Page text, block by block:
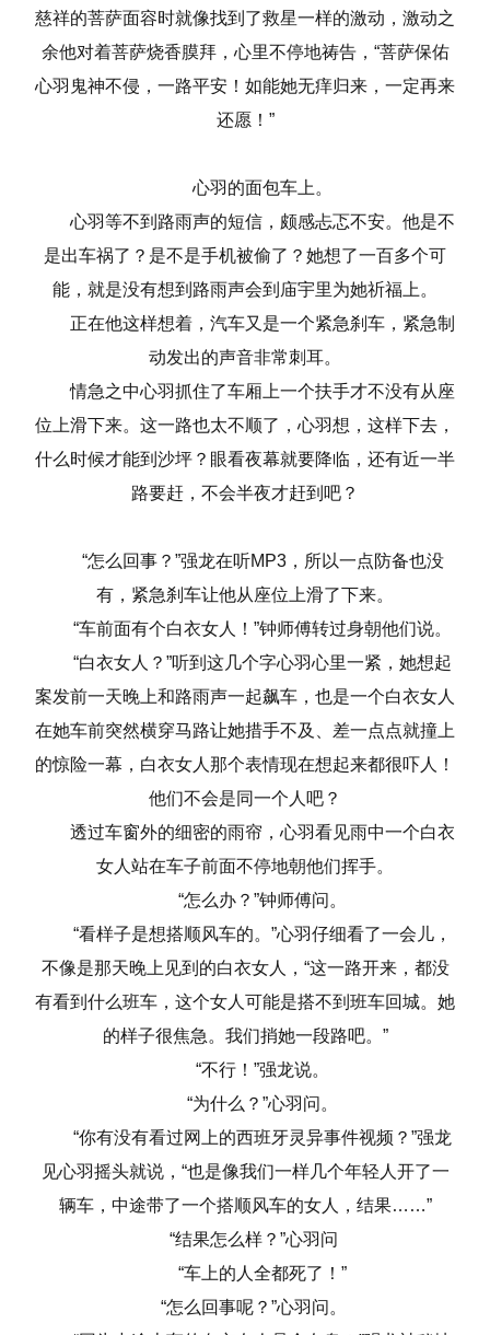
慈祥的菩萨面容时就像找到了救星一样的激动，激动之
余他对着菩萨烧香膜拜，心里不停地祷告，“菩萨保佑
心羽鬼神不侵，一路平安！如能她无痒归来，一定再来
还愿！”
心羽的面包车上。
心羽等不到路雨声的短信，颇感忐忑不安。他是不
是出车祸了？是不是手机被偷了？她想了一百多个可
能，就是没有想到路雨声会到庙宇里为她祈福上。
正在他这样想着，汽车又是一个紧急刹车，紧急制
动发出的声音非常刺耳。
情急之中心羽抓住了车厢上一个扶手才不没有从座
位上滑下来。这一路也太不顺了，心羽想，这样下去，
什么时候才能到沙坪？眼看夜幕就要降临，还有近一半
路要赶，不会半夜才赶到吧？
“怎么回事？”强龙在听MP3，所以一点防备也没
有，紧急刹车让他从座位上滑了下来。
“车前面有个白衣女人！”钟师傅转过身朝他们说。
“白衣女人？”听到这几个字心羽心里一紧，她想起
案发前一天晚上和路雨声一起飙车，也是一个白衣女人
在她车前突然横穿马路让她措手不及、差一点点就撞上
的惊险一幕，白衣女人那个表情现在想起来都很吓人！
他们不会是同一个人吧？
透过车窗外的细密的雨帘，心羽看见雨中一个白衣
女人站在车子前面不停地朝他们挥手。
“怎么办？”钟师傅问。
“看样子是想搭顺风车的。”心羽仔细看了一会儿，
不像是那天晚上见到的白衣女人，“这一路开来，都没
有看到什么班车，这个女人可能是搭不到班车回城。她
的样子很焦急。我们捎她一段路吧。”
“不行！”强龙说。
“为什么？”心羽问。
“你有没有看过网上的西班牙灵异事件视频？”强龙
见心羽摇头就说，“也是像我们一样几个年轻人开了一
辆车，中途带了一个搭顺风车的女人，结果……”
“结果怎么样？”心羽问
“车上的人全都死了！”
“怎么回事呢？”心羽问。